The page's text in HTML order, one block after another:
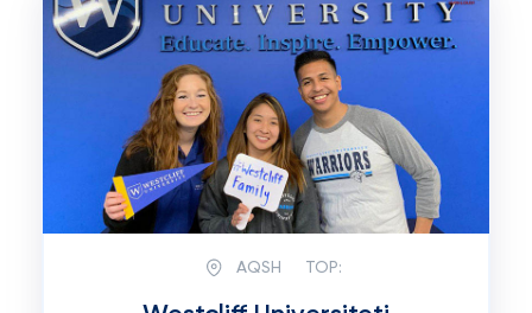
AQSH TOP: